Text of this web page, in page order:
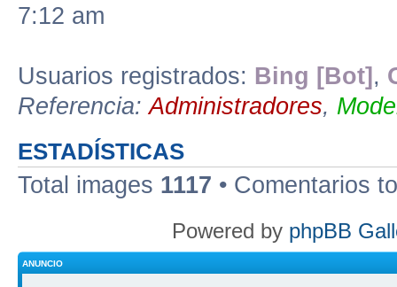
7:12 am
Usuarios registrados: Bing [Bot] ,
Referencia:Administradores,
ESTADÍSTICAS
Total images 1117 • Comentarios
Powered by phpBB
ANUNCIO